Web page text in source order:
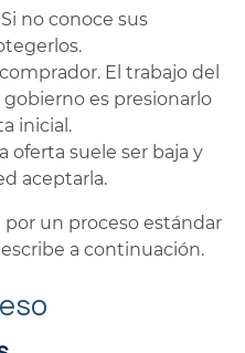
no conoce sus
El trabajo del
es presionarlo
inicial.
oferta suele ser baja y
aceptarla.
un proceso estándar
a continuación.